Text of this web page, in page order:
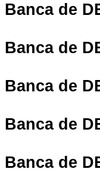
Banca de
Banca de
Banca de
Banca de
Banca de